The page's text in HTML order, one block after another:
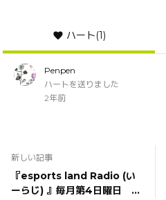
ハート(1)
Penpen
ハートを送りました
2年前
新しい記事
『esports land Radio (い
ーらじ) 』毎月第4日曜日 新